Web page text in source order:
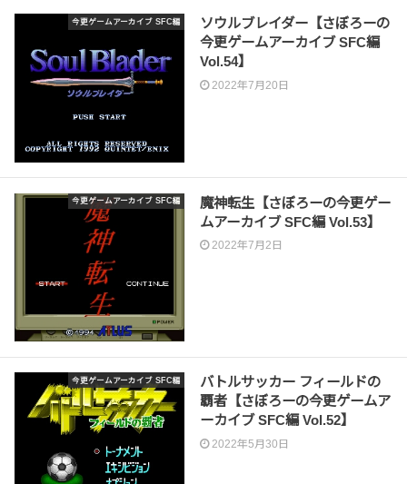
今更ゲームアーカイブ SFC編
ソウルブレイダー【さぼろーの
今更ゲームアーカイブ SFC編
Vol.54】
2022年7月20日
今更ゲームアーカイブ SFC編
魔神転生【さぼろーの今更ゲー
ムアーカイブ SFC編 Vol.53】
2022年7月2日
今更ゲームアーカイブ SFC編
バトルサッカー フィールドの
覇者【さぼろーの今更ゲームア
ーカイブ SFC編 Vol.52】
2022年5月30日